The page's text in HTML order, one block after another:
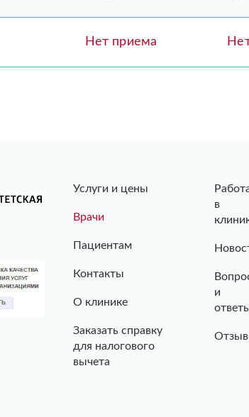
Нет приема
Услуги и цены
Врачи
Пациентам
Контакты
О клинике
Заказать справку
для налогового
вычета
в
и